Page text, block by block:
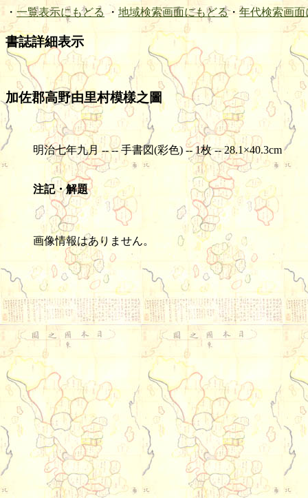
・ 一覧表示にもどる ・ 地域検索画面にもどる・ 年代検索画面
書誌詳細表示
加佐郡高野由里村模樣之圖
明治七年九月 -- -- 手書図(彩色) -- 1枚 -- 28.1×40.3cm
注記・解題
画像情報はありません。